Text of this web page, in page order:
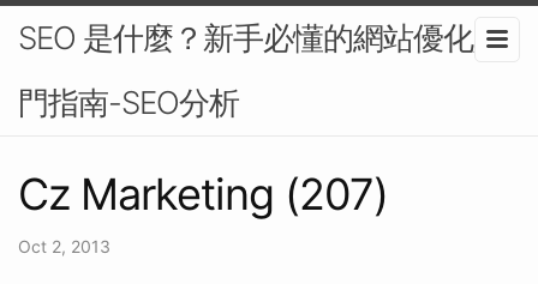
SEO 是什麼？新手必懂的網站優化入
門指南-SEO分析
Cz Marketing (207)
Oct 2, 2013